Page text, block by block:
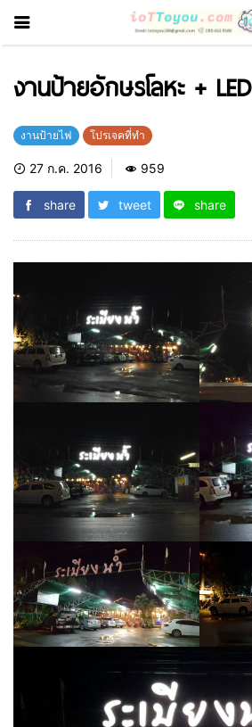
งานป้ายอักษรโลหะ + LED
งานป้ายไฟ โปรเจคที่ทำ
27 ก.ค. 2016 959
share tweet share